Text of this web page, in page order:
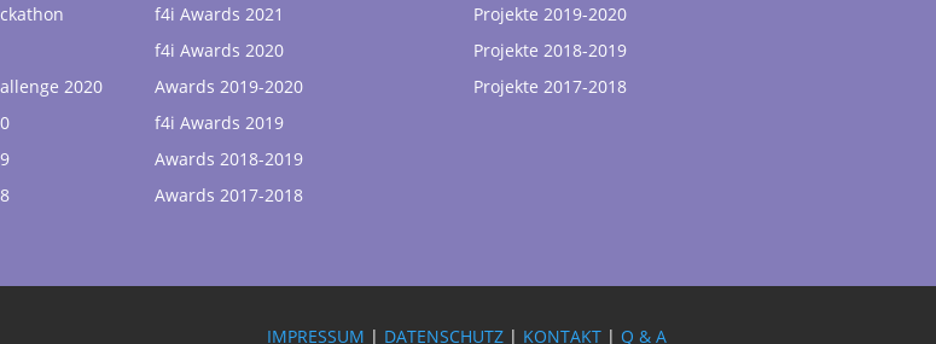
2020
f4i Awards 2021
f4i Awards 2020
Awards 2019-2020
f4i Awards 2019
Awards 2018-2019
Awards 2017-2018
Projekte 2019-2020
Projekte 2018-2019
Projekte 2017-2018
IMPRESSUM | DATENSCHUTZ | KONTAKT | Q & A